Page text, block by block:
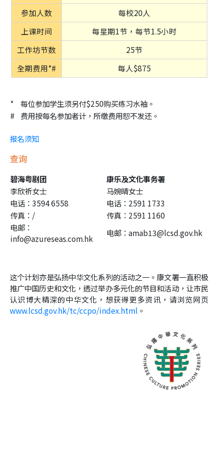
参加人数
每校20人
上课时间
每星期1节，每节1.5小时
工作坊节数
25节
全期费用*#
每人$875
*
每位参加学生须另付$250购买练习水袖。
#
费用按每名参加者计，所缴费用恕不发还。
报名须知
查询
碧海粤剧团
康乐及文化事务署
李欣祈女士
马婉晴女士
电话：3594 6558
电话： 2591 1733
传真：/
传真： 2591 1160
电邮：
info@azureseas.com.hk
电邮： amab13@lcsd.gov.hk
这个计划亦是弘扬中华文化系列的活动之一。康文署一直积极
推广中国历史和文化，透过举办多元化的节目和活动，让市民
认识博大精深的中华文化，想获得更多资讯，请浏览网页
www.lcsd.gov.hk/tc/ccpo/index.html 。